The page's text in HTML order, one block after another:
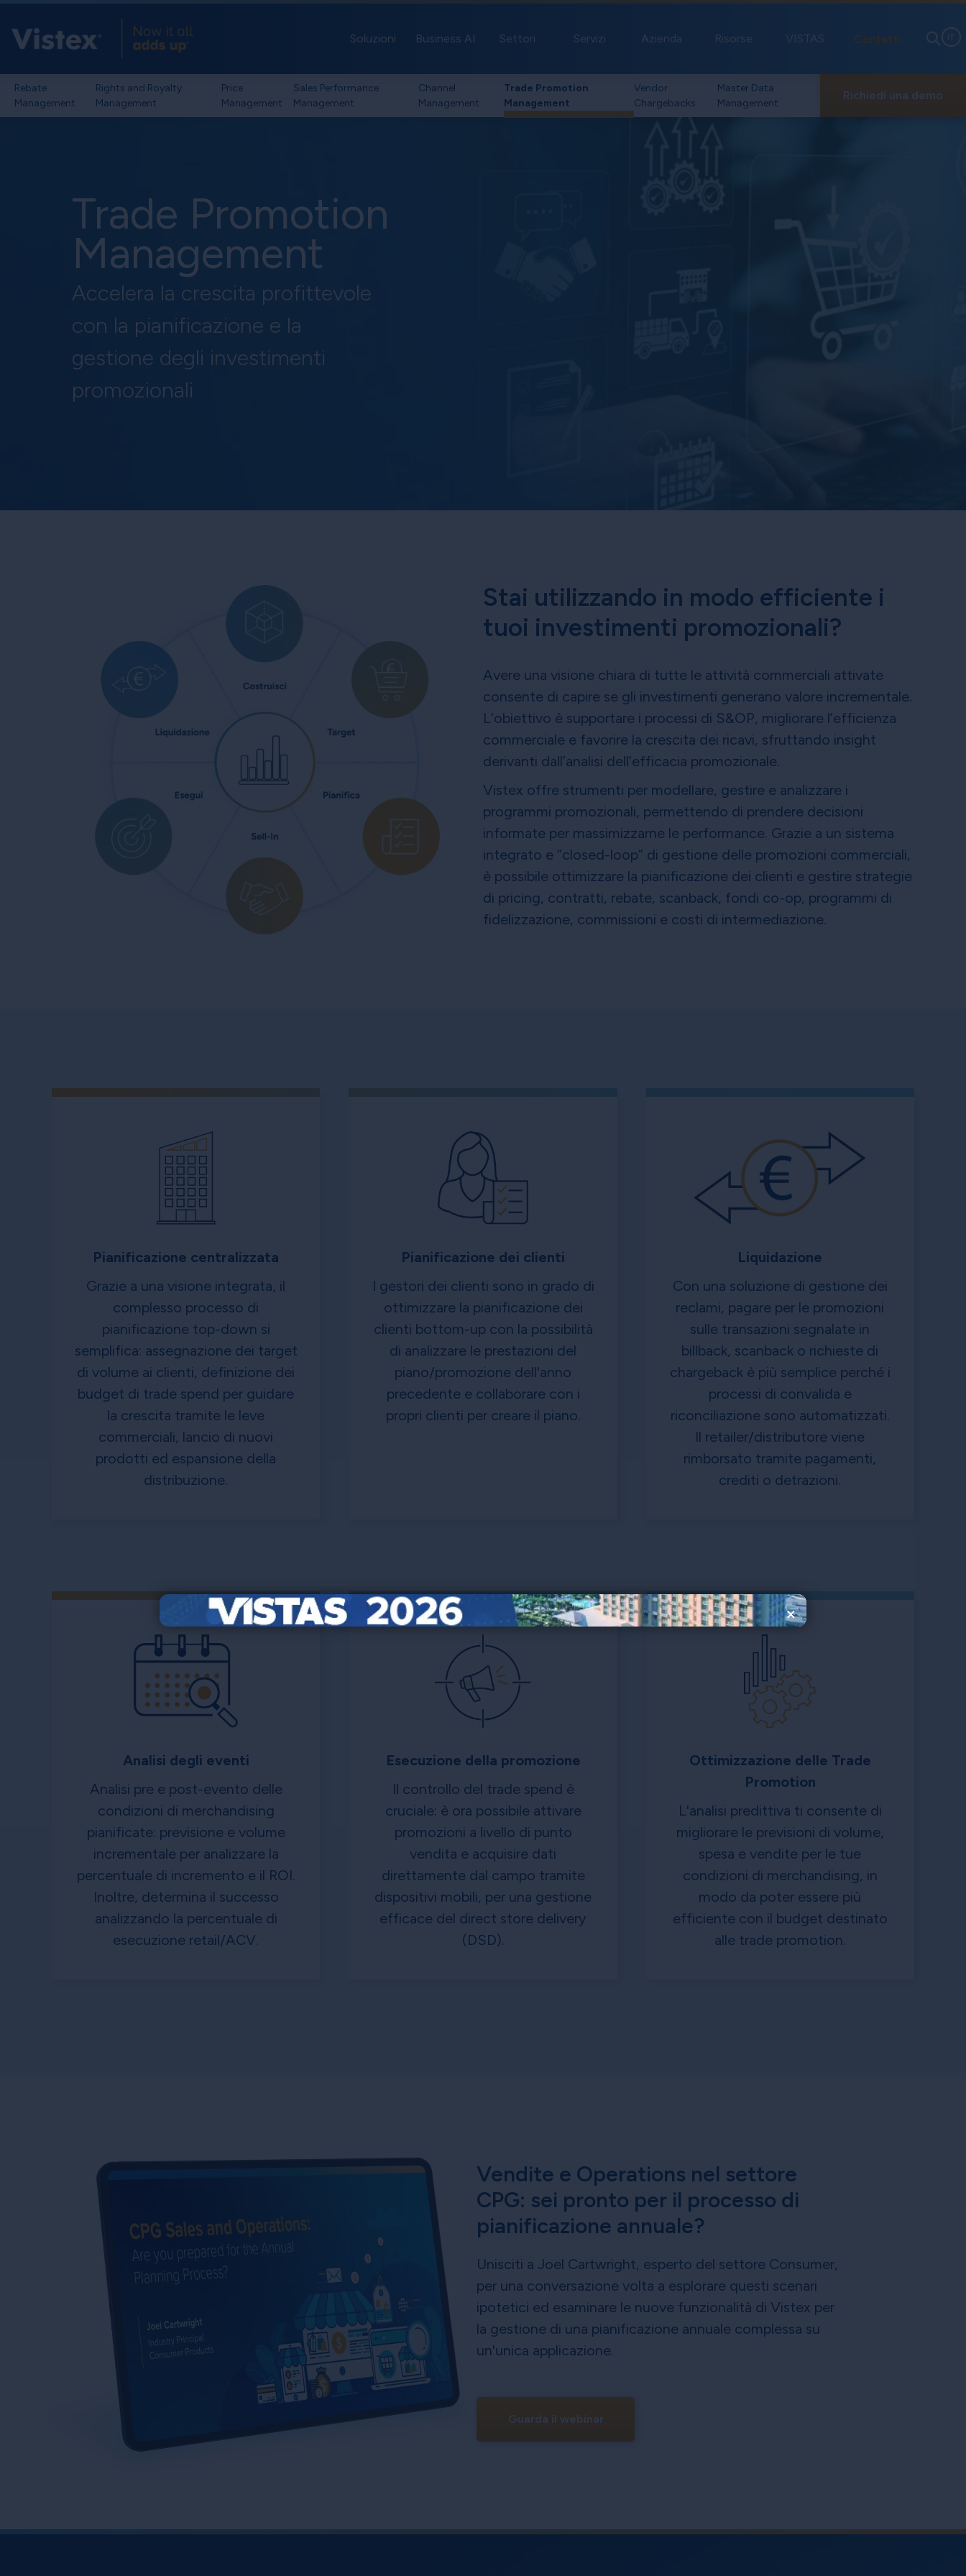
IT
Soluzioni Business AI Settori Servizi Azienda Risorse VISTAS Contatti
×
Rebate
Management
Rights and Royalty
Management
Price
Management
Sales Performance
Management
Channel
Management
Trade Promotion
Management
Vendor
Chargebacks
Master Data
Management
Richiedi una demo
Trade Promotion
Management
Accelera la crescita profittevole
con la pianificazione e la
gestione degli investimenti
promozionali
Stai utilizzando in modo efficiente i
tuoi investimenti promozionali?
Avere una visione chiara di tutte le attività commerciali attivate
consente di capire se gli investimenti generano valore incrementale.
L’obiettivo è supportare i processi di S&OP, migliorare l’efficienza
commerciale e favorire la crescita dei ricavi, sfruttando insight
derivanti dall’analisi dell’efficacia promozionale.
Vistex offre strumenti per modellare, gestire e analizzare i
programmi promozionali, permettendo di prendere decisioni
informate per massimizzarne le performance. Grazie a un sistema
integrato e “closed-loop” di gestione delle promozioni commerciali,
è possibile ottimizzare la pianificazione dei clienti e gestire strategie
di pricing, contratti, rebate, scanback, fondi co-op, programmi di
fidelizzazione, commissioni e costi di intermediazione.
Pianificazione centralizzata
Grazie a una visione integrata, il
complesso processo di
pianificazione top-down si
semplifica: assegnazione dei target
di volume ai clienti, definizione dei
budget di trade spend per guidare
la crescita tramite le leve
commerciali, lancio di nuovi
prodotti ed espansione della
distribuzione.
Pianificazione dei clienti
I gestori dei clienti sono in grado di
ottimizzare la pianificazione dei
clienti bottom-up con la possibilità
di analizzare le prestazioni del
piano/promozione dell'anno
precedente e collaborare con i
propri clienti per creare il piano.
Liquidazione
Con una soluzione di gestione dei
reclami, pagare per le promozioni
sulle transazioni segnalate in
billback, scanback o richieste di
chargeback è più semplice perché i
processi di convalida e
riconciliazione sono automatizzati.
Il retailer/distributore viene
rimborsato tramite pagamenti,
crediti o detrazioni.
Analisi degli eventi
Analisi pre e post-evento delle
condizioni di merchandising
pianificate: previsione e volume
incrementale per analizzare la
percentuale di incremento e il ROI.
Inoltre, determina il successo
analizzando la percentuale di
esecuzione retail/ACV.
Esecuzione della promozione
Il controllo del trade spend è
cruciale: è ora possibile attivare
promozioni a livello di punto
vendita e acquisire dati
direttamente dal campo tramite
dispositivi mobili, per una gestione
efficace del direct store delivery
(DSD).
Ottimizzazione delle Trade
Promotion
L'analisi predittiva ti consente di
migliorare le previsioni di volume,
spesa e vendite per le tue
condizioni di merchandising, in
modo da poter essere più
efficiente con il budget destinato
alle trade promotion.
Vendite e Operations nel settore
CPG: sei pronto per il processo di
pianificazione annuale?
Unisciti a Joel Cartwright, esperto del settore Consumer,
per una conversazione volta a esplorare questi scenari
ipotetici ed esaminare le nuove funzionalità di Vistex per
la gestione di una pianificazione annuale complessa su
un'unica applicazione.
Guarda il webinar